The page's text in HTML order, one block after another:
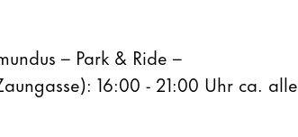
– Park & Ride –
16:00 - 21:00 Uhr ca. alle